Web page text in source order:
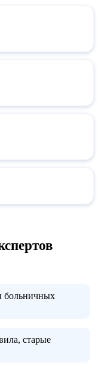
больничных
старые